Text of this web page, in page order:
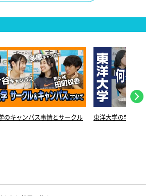
のキャンパス事情とサークル
東洋大学の学部を